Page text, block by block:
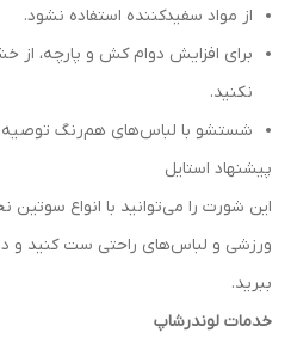
از مواد سفیدکننده استفاده نشود.
برای افزایش دوام کش و پارچه، از
نکنید.
شستشو با لباس‌های هم‌رنگ
پیشنهاد استایل
این شورت را می‌توانید با انواع
ورزشی و لباس‌های راحتی ست کنید و
ببرید.
خدمات لوندرشاپ